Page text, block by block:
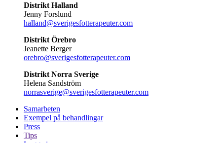
Distrikt Halland
Jenny Forslund
halland@sverigesfotterapeuter.com
Distrikt Örebro
Jeanette Berger
orebro@sverigesfotterapeuter.com
Distrikt Norra Sverige
Helena Sandström
norrasverige@sverigesfotterapeuter.com
Samarbeten
Exempel på behandlingar
Press
Tips